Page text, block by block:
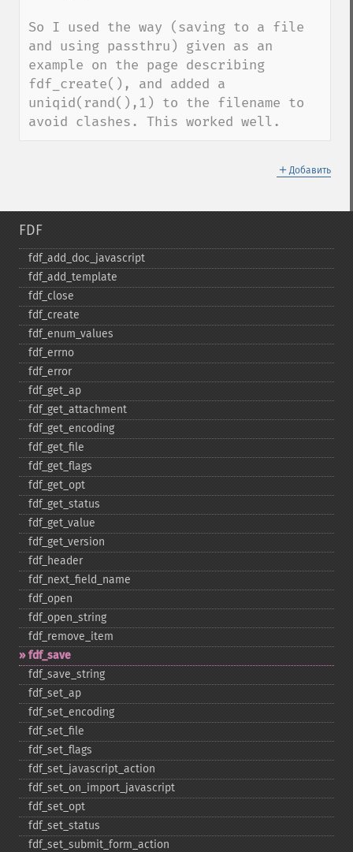
So I used the way (saving to a file
and using passthru) given as an
example on the page describing
fdf_create(), and added a
uniqid(rand(),1) to the filename to
avoid clashes. This worked well.
＋ Добавить
FDF
fdf_​add_​doc_​javascript
fdf_​add_​template
fdf_​close
fdf_​create
fdf_​enum_​values
fdf_​errno
fdf_​error
fdf_​get_​ap
fdf_​get_​attachment
fdf_​get_​encoding
fdf_​get_​file
fdf_​get_​flags
fdf_​get_​opt
fdf_​get_​status
fdf_​get_​value
fdf_​get_​version
fdf_​header
fdf_​next_​field_​name
fdf_​open
fdf_​open_​string
fdf_​remove_​item
fdf_​save
fdf_​save_​string
fdf_​set_​ap
fdf_​set_​encoding
fdf_​set_​file
fdf_​set_​flags
fdf_​set_​javascript_​action
fdf_​set_​on_​import_​javascript
fdf_​set_​opt
fdf_​set_​status
fdf_​set_​submit_​form_​action